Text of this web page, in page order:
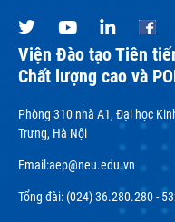
Viện Đào tạo Tiên
Chất lượng cao và
Phòng 310 nhà A1, Đại học
Trưng, Hà Nội
Email:aep@neu.edu.vn
Tổng đài: (024) 36.280.280 -